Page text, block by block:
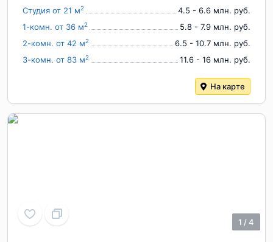
Студия от 21 м2
4.5 - 6.6 млн. руб.
1-комн. от 36 м2
5.8 - 7.9 млн. руб.
2-комн. от 42 м2
6.5 - 10.7 млн. руб.
3-комн. от 83 м2 11.6 - 16 млн. руб.
На карте
1 /4